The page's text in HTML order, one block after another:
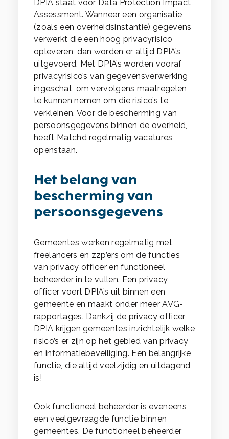
DPIA staat voor Data Protection Impact
Assessment. Wanneer een organisatie
(zoals een overheidsinstantie) gegevens
verwerkt die een hoog privacyrisico
opleveren, dan worden er altijd DPIA’s
uitgevoerd. Met DPIA’s worden vooraf
privacyrisico’s van gegevensverwerking
ingeschat, om vervolgens maatregelen
te kunnen nemen om die risico’s te
verkleinen. Voor de bescherming van
persoonsgegevens binnen de overheid,
heeft Matchd regelmatig vacatures
openstaan.
Het belang van
bescherming van
persoonsgegevens
Gemeentes werken regelmatig met
freelancers en zzp’ers om de functies
van privacy officer en functioneel
beheerder in te vullen. Een privacy
officer voert DPIA’s uit binnen een
gemeente en maakt onder meer AVG-
rapportages. Dankzij de privacy officer
DPIA krijgen gemeentes inzichtelijk welke
risico’s er zijn op het gebied van privacy
en informatiebeveiliging. Een belangrijke
functie, die altijd veelzijdig en uitdagend
is!
Ook functioneel beheerder is eveneens
een veelgevraagde functie binnen
gemeentes. De functioneel beheerder